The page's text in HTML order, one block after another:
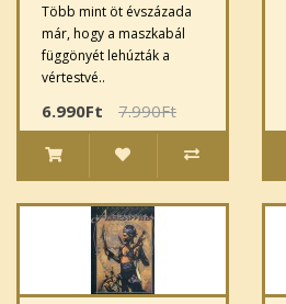
Több mint öt évszázada
már, hogy a maszkabál
függönyét lehúzták a
vértestvé..
6.990Ft 7.990Ft